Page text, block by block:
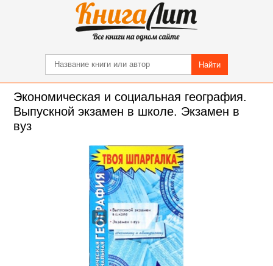
Найти
Экономическая и социальная география.
Выпускной экзамен в школе. Экзамен в
вуз